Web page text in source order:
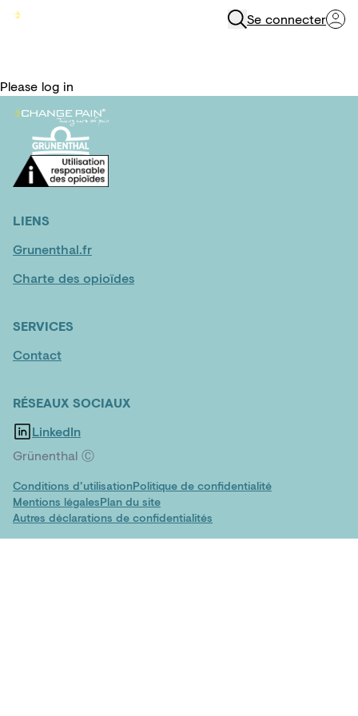
Se connecter
Please log in
LIENS
Grunenthal.fr
Charte des opioïdes
SERVICES
Contact
RÉSEAUX SOCIAUX
LinkedIn
Grünenthal Ⓒ
Conditions d’utilisationPolitique de confidentialité
Mentions légalesPlan du site
Autres déclarations de confidentialités